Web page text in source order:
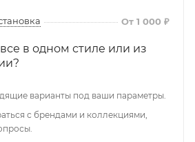
От 1 000 ₽
в одном стиле или из
варианты под ваши параметры.
с брендами и коллекциями,